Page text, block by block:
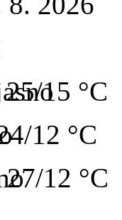
25/15 °C
12 °C
27/12 °C